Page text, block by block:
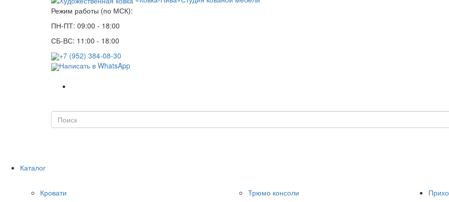
Режим работы (по МСК):
ПН-ПТ: 09:00 - 18:00
СБ-ВС: 11:00 - 18:00
+7 (952) 384-08-30
Написать в WhatsApp
Каталог
Кровати Трюмо консоли